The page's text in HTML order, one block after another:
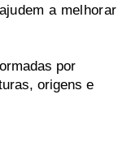
a melhorar
por
origens e